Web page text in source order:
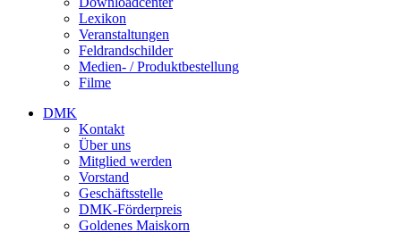
Lexikon
Veranstaltungen
Feldrandschilder
Medien- / Produktbestellung
Filme
DMK
Kontakt
Über uns
Mitglied werden
Vorstand
Geschäftsstelle
DMK-Förderpreis
Goldenes Maiskorn